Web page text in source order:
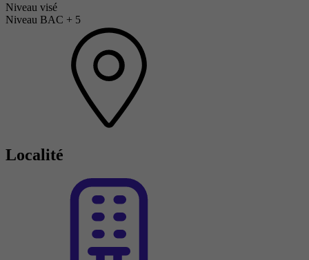
Niveau visé
Niveau BAC + 5
Localité